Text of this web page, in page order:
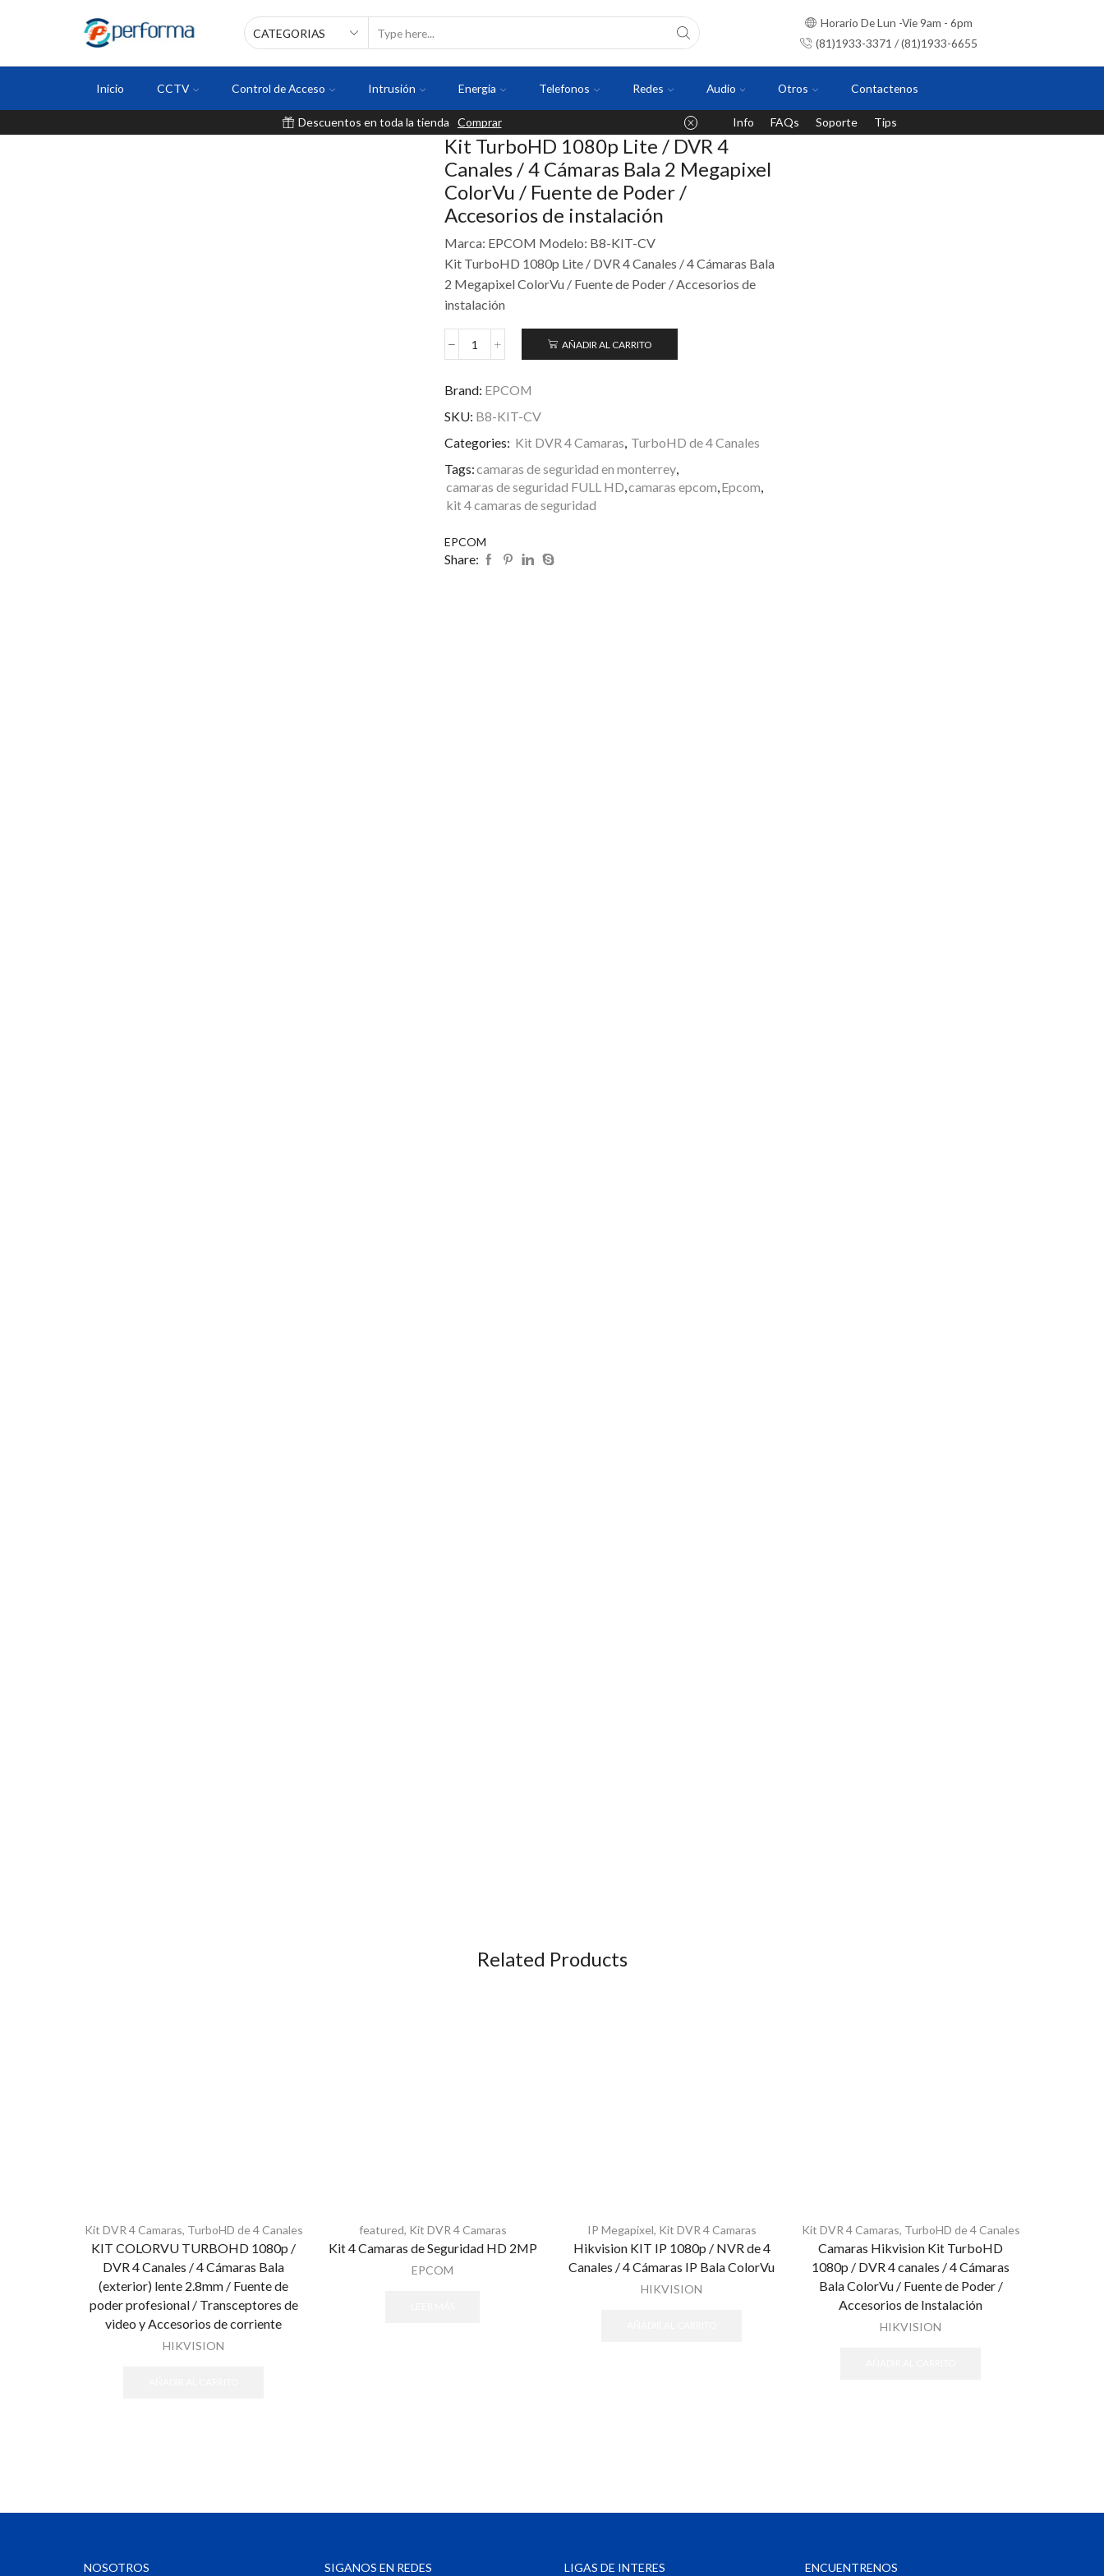
Horario De Lun -Vie 9am - 6pm
(81)1933-3371 / (81)1933-6655
Inicio CCTV Control de Acceso Intrusión Energia Telefonos Redes Audio Otros Contactenos
Descuentos en toda la tienda Comprar Info FAQs Soporte Tips
Kit TurboHD 1080p Lite / DVR 4
Canales / 4 Cámaras Bala 2 Megapixel
ColorVu / Fuente de Poder /
Accesorios de instalación
Marca: EPCOM Modelo: B8-KIT-CV
Kit TurboHD 1080p Lite / DVR 4 Canales / 4 Cámaras Bala
2 Megapixel ColorVu / Fuente de Poder / Accesorios de
instalación
AÑADIR AL CARRITO
Brand: EPCOM
SKU: B8-KIT-CV
Categories: Kit DVR 4 Camaras, TurboHD de 4 Canales
Tags:camaras de seguridad en monterrey,
camaras de seguridad FULL HD,camaras epcom,Epcom,
kit 4 camaras de seguridad
EPCOM
Share:
Related Products
Kit DVR 4 Camaras, TurboHD de 4 Canales
KIT COLORVU TURBOHD 1080p /
DVR 4 Canales / 4 Cámaras Bala
(exterior) lente 2.8mm / Fuente de
poder profesional / Transceptores de
video y Accesorios de corriente
HIKVISION
featured, Kit DVR 4 Camaras
Kit 4 Camaras de Seguridad HD 2MP
EPCOM
IP Megapixel, Kit DVR 4 Camaras
Hikvision KIT IP 1080p / NVR de 4
Canales / 4 Cámaras IP Bala ColorVu
HIKVISION
Kit DVR 4 Camaras, TurboHD de 4 Canales
Camaras Hikvision Kit TurboHD
1080p / DVR 4 canales / 4 Cámaras
Bala ColorVu / Fuente de Poder /
Accesorios de Instalación
HIKVISION
NOSOTROS SIGANOS EN REDES LIGAS DE INTERES ENCUENTRENOS